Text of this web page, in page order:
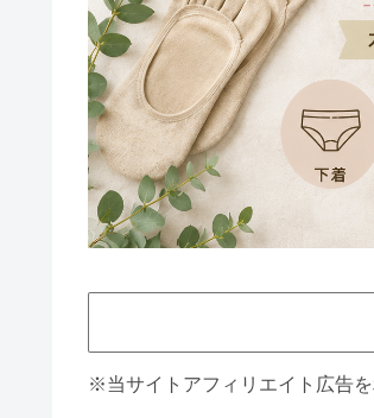
※当サイトアフィリエイト広告